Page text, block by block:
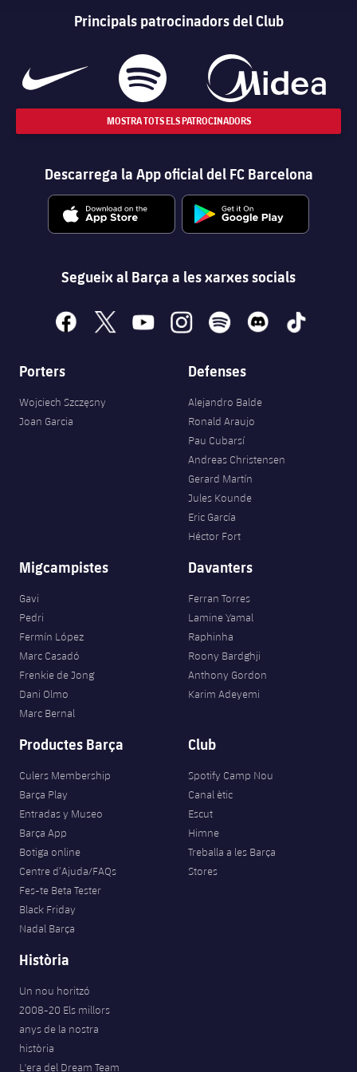
Principals patrocinadors del Club
MOSTRA TOTS ELS PATROCINADORS
Descarrega la App oficial del FC Barcelona
Segueix al Barça a les xarxes socials
facebook
x youtubeinstagramspotify discord tiktok
Porters
Wojciech Szczęsny
Joan Garcia
Defenses
Alejandro Balde
Ronald Araujo
Pau Cubarsí
Andreas Christensen
Gerard Martín
Jules Kounde
Eric García
Héctor Fort
Migcampistes
Gavi
Pedri
Fermín López
Marc Casadó
Frenkie de Jong
Dani Olmo
Marc Bernal
Davanters
Ferran Torres
Lamine Yamal
Raphinha
Roony Bardghji
Anthony Gordon
Karim Adeyemi
Productes Barça
Culers Membership
Barça Play
Entradas y Museo
Barça App
Botiga online
Centre d’Ajuda/FAQs
Fes-te Beta Tester
Black Friday
Nadal Barça
Club
Spotify Camp Nou
Canal ètic
Escut
Himne
Treballa a les Barça
Stores
Història
Un nou horitzó
2008-20 Els millors
anys de la nostra
història
L'era del Dream Team